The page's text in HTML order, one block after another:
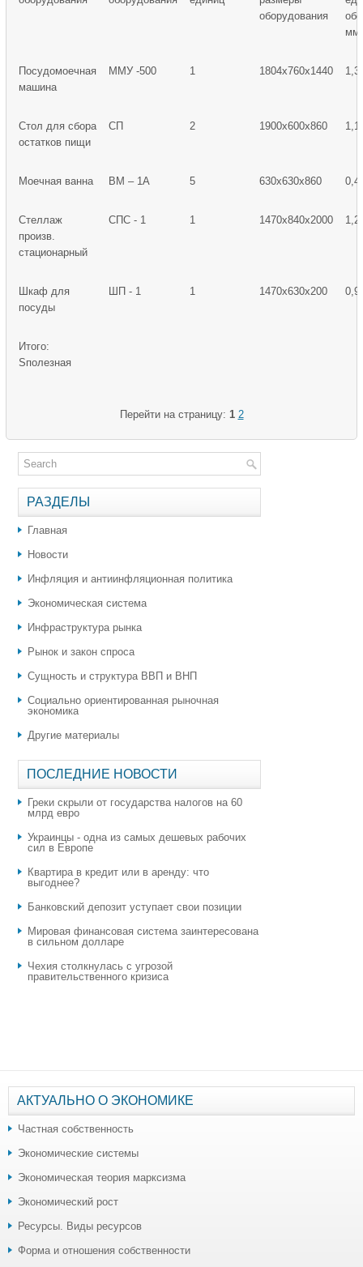
оборудования
мм
Посудомоечная
машина
ММУ -500 1 1804х760х1440
Стол для сбора
остатков пищи
СП 2 1900х600х860
Моечная ванна ВМ – 1А 5 630х630х860 0,4
Стеллаж
произв.
стационарный
СПС - 1 1 1470х840х2000
Шкаф для
посуды
ШП - 1 1 1470х630х200
Итого:
Sполезная
Перейти на страницу: 1 2
РАЗДЕЛЫ
Главная
Новости
Инфляция и антиинфляционная политика
Экономическая система
Инфраструктура рынка
Рынок и закон спроса
Сущность и структура ВВП и ВНП
Социально ориентированная рыночная
экономика
Другие материалы
ПОСЛЕДНИЕ НОВОСТИ
Греки скрыли от государства налогов на 60
млрд евро
Украинцы - одна из самых дешевых рабочих
сил в Европе
Квартира в кредит или в аренду: что
выгоднее?
​Банковский депозит уступает свои позиции
Мировая финансовая система заинтересована
в сильном долларе
Чехия столкнулась с угрозой
правительственного кризиса
АКТУАЛЬНО О ЭКОНОМИКЕ
Частная собственность
Экономические системы
Экономическая теория марксизма
Экономический рост
Ресурсы. Виды ресурсов
Форма и отношения собственности